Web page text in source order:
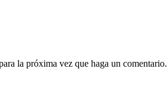
la próxima vez que haga un comentario.